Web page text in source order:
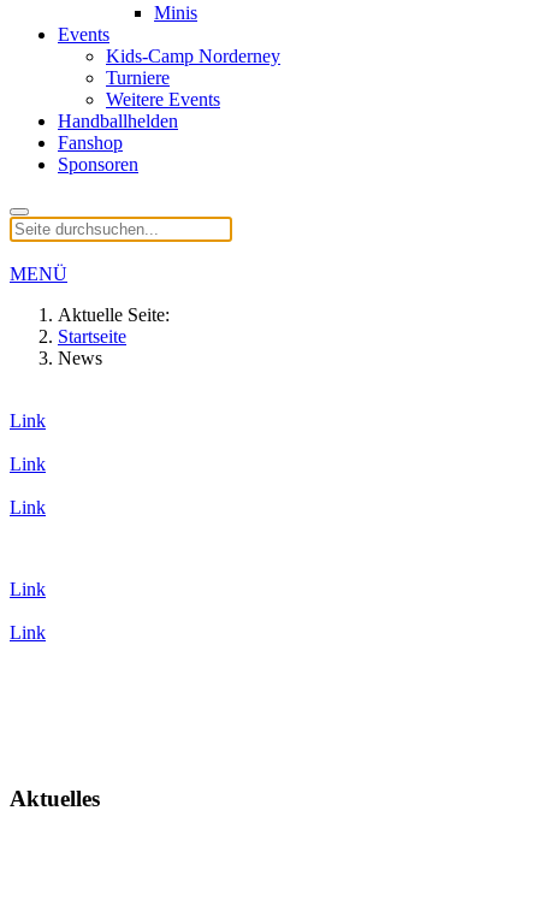
Minis
Events
Kids-Camp Norderney
Turniere
Weitere Events
Handballhelden
Fanshop
Sponsoren
MENÜ
Aktuelle Seite:
Startseite
News
Link
Link
Link
Link
Link
Aktuelles